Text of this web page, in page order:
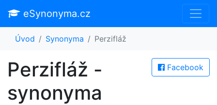
eSynonyma.cz
Úvod Synonyma Perzifláž
Facebook
Perzifláž -
synonyma